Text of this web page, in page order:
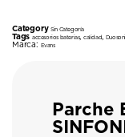
Category Sin Categoría
Tags accesorios baterias,calidad
Marca: Evans
Parche